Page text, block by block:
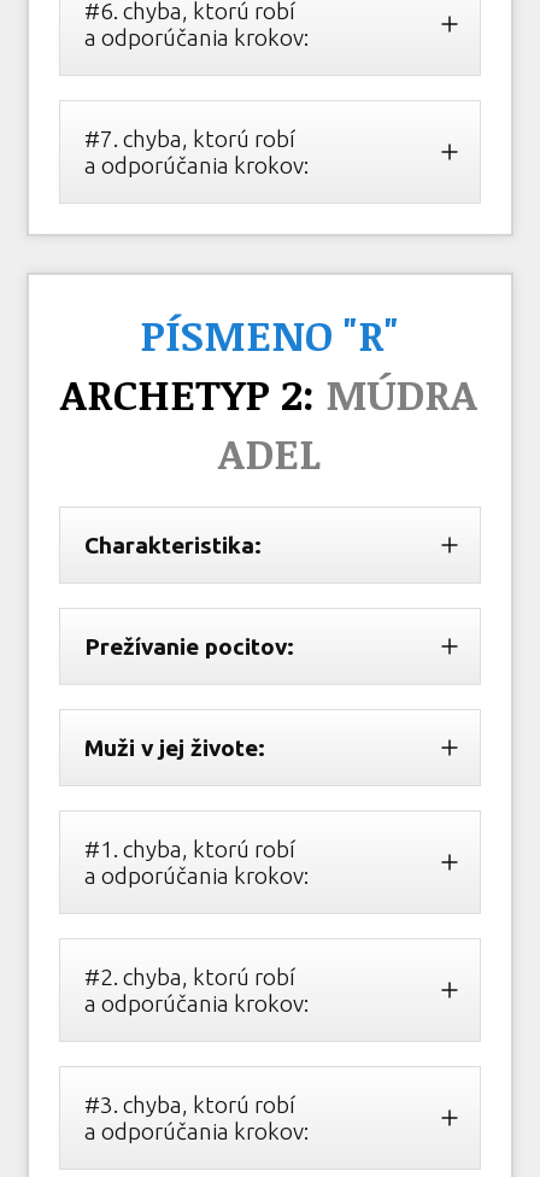
#6. chyba, ktorú robí
a odporúčania krokov:
#7. chyba, ktorú robí
a odporúčania krokov:
PÍSMENO "R"
ARCHETYP 2: MÚDRA
ADEL
Charakteristika:
Prežívanie pocitov:
Muži v jej živote:
#1. chyba, ktorú robí
a odporúčania krokov:
#2. chyba, ktorú robí
a odporúčania krokov:
#3. chyba, ktorú robí
a odporúčania krokov: